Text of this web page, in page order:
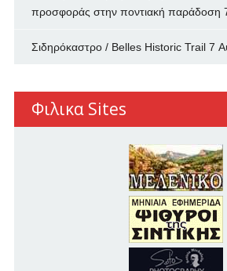
προσφοράς στην ποντιακή παράδοση
Σιδηρόκαστρο / Belles Historic Trail 7
Φιλικα Sites